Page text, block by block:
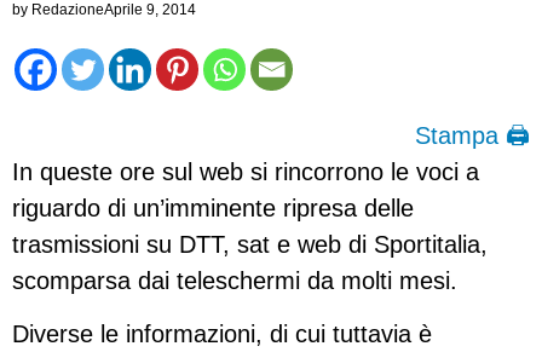
by RedazioneAprile 9, 2014
Stampa 🖨
In queste ore sul web si rincorrono le voci a
riguardo di un’imminente ripresa delle
trasmissioni su DTT, sat e web di Sportitalia,
scomparsa dai teleschermi da molti mesi.
Diverse le informazioni, di cui tuttavia è